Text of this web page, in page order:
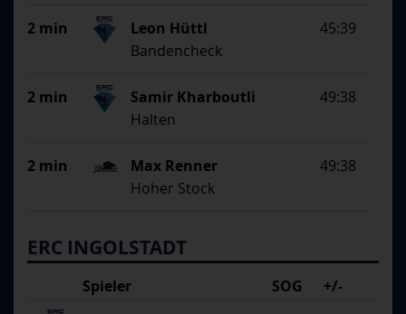
2 min 45:39
Leon Hüttl
Bandencheck
2 min 49:38
Samir Kharboutli
Halten
2 min 49:38
Max Renner
Hoher Stock
ERC INGOLSTADT
Spieler SOG
+/-